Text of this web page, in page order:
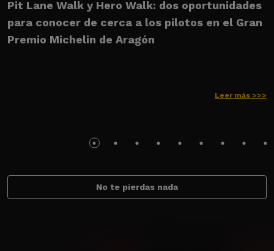
Pit Lane Walk y Hero Walk: dos oportunidades
para conocer de cerca a los pilotos en el Gran
Premio Michelin de Aragón
Leer más >>>
No te pierdas nada